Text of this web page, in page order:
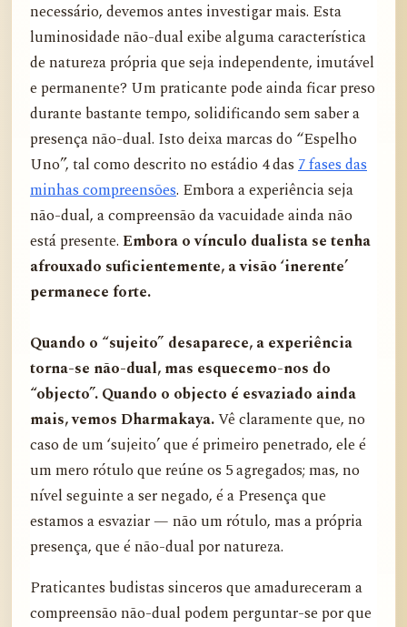
necessário, devemos antes investigar mais. Esta
luminosidade não-dual exibe alguma característica
de natureza própria que seja independente, imutável
e permanente? Um praticante pode ainda ficar preso
durante bastante tempo, solidificando sem saber a
presença não-dual. Isto deixa marcas do “Espelho
Uno”, tal como descrito no estádio 4 das7 fases das
minhas compreensões. Embora a experiência seja
não-dual, a compreensão da vacuidade ainda não
está presente. Embora o vínculo dualista se tenha
afrouxado suficientemente, a visão ‘inerente’
permanece forte.
Quando o “sujeito” desaparece, a experiência
torna-se não-dual, mas esquecemo-nos do
“objecto”. Quando o objecto é esvaziado ainda
mais, vemos Dharmakaya.Vê claramente que, no
caso de um ‘sujeito’ que é primeiro penetrado, ele é
um mero rótulo que reúne os 5 agregados; mas, no
nível seguinte a ser negado, é a Presença que
estamos a esvaziar — não um rótulo, mas a própria
presença, que é não-dual por natureza.
Praticantes budistas sinceros que amadureceram a
compreensão não-dual podem perguntar-se por que